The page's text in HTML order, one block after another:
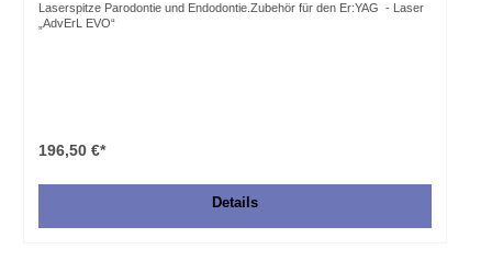
Laserspitze Parodontie und Endodontie.Zubehör für den Er:YAG - Laser
„AdvErL EVO“
196,50 €*
Details